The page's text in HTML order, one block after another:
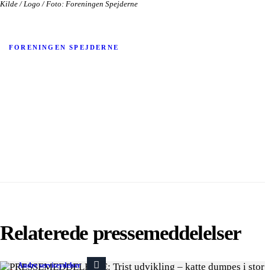
Kilde / Logo / Foto: Foreningen Spejderne
FORENINGEN SPEJDERNE
Relaterede pressemeddelelser
Andre serviceydelser